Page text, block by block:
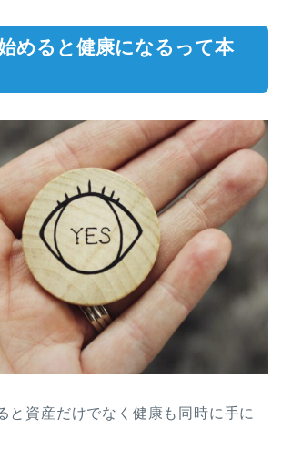
めると健康になるって本
と資産だけでなく健康も同時に手に